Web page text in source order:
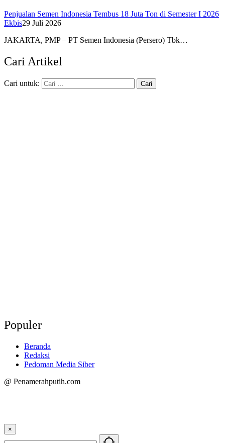
Penjualan Semen Indonesia Tembus 18 Juta Ton di Semester I 2026
Ekbis29 Juli 2026
JAKARTA, PMP – PT Semen Indonesia (Persero) Tbk…
Cari Artikel
Cari untuk:
Populer
Beranda
Redaksi
Pedoman Media Siber
@ Penamerahputih.com
×